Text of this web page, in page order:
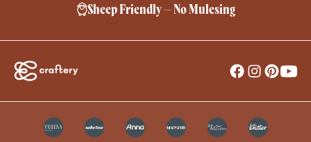
Sheep Friendly – No Mulesing